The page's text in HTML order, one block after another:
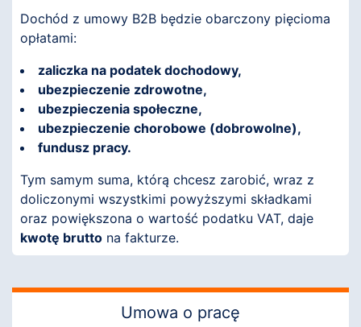
Dochód z umowy B2B będzie obarczony pięcioma
opłatami:
zaliczka na podatek dochodowy,
ubezpieczenie zdrowotne,
ubezpieczenia społeczne,
ubezpieczenie chorobowe (dobrowolne),
fundusz pracy.
Tym samym suma, którą chcesz zarobić, wraz z
doliczonymi wszystkimi powyższymi składkami
oraz powiększona o wartość podatku VAT, daje
kwotę brutto na fakturze.
Umowa o pracę